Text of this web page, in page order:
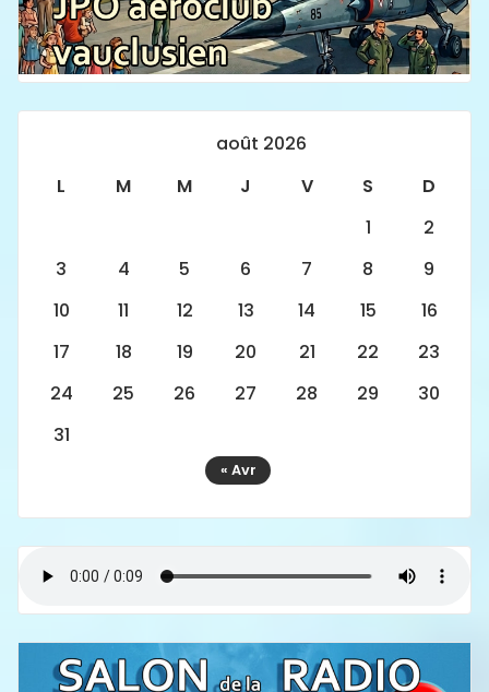
août 2026
L
M M J V S
D
1
2
3
4 5 6 7 8
9
10
11 12 13 14 15
16
17
18 19 20 21 22
23
24
25 26 27 28 29
30
31
« Avr